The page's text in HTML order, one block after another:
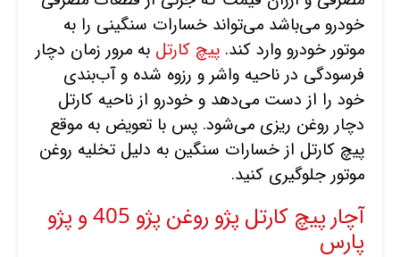
خودرو می‌باشد می‌تواند خسارات سنگینی را به
موتور خودرو وارد کند. پیچ کارتل به مرور زمان دچار
فرسودگی در ناحیه واشر و رزوه شده و آب‌بندی
خود را از دست می‌دهد و خودرو از ناحیه کارتل
دچار روغن ریزی می‌شود. پس با تعویض به موقع
پیچ کارتل از خسارات سنگین به دلیل تخلیه روغن
موتور جلوگیری کنید.
آچار پیچ کارتل پژو روغن پژو 405 و پژو
پارس